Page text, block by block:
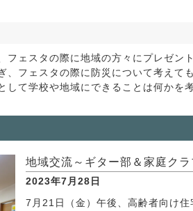
ェスタの際に地域の方々にプレゼン
、フェスタの際に防災について考えて
して学校や地域にできることは何かを
地域交流～ギター部＆家庭クラ
2023年7月28日
7月21日（金）午後、高齢者向け